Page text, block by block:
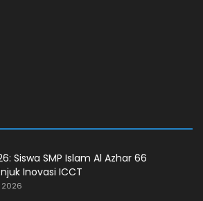
Siswa SMP Islam Al Azhar 66
Inovasi ICCT